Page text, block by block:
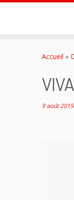
Accueil »
9 août 2015